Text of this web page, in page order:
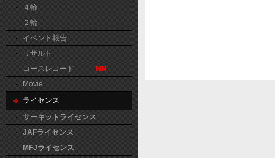
４輪
２輪
イベント報告
リザルト
コースレコード
NR
Movie
ライセンス
サーキットライセンス
JAFライセンス
MFJライセンス